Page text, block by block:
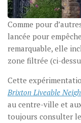
Comme pour
lancée pour
remarquable, elle
zone filtrée (ci-
Cette
Brixton Liveable
au centre-ville et
toujours consulter le